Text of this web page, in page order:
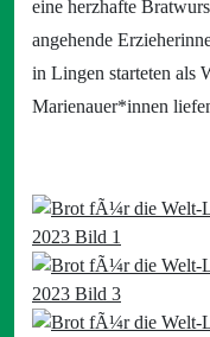
eine herzhafte
angehende
in Lingen starteten als
Marienauer*innen